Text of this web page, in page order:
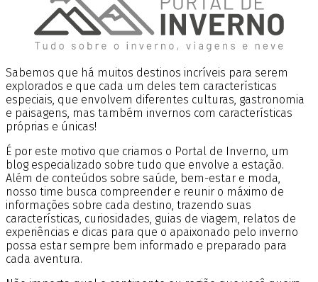
Sabemos que há muitos destinos incríveis para serem
explorados e que cada um deles tem características
especiais, que envolvem diferentes culturas, gastronomia
e paisagens, mas também invernos com características
próprias e únicas!
É por este motivo que criamos o Portal de Inverno, um
blog especializado sobre tudo que envolve a estação.
Além de conteúdos sobre saúde, bem-estar e moda,
nosso time busca compreender e reunir o máximo de
informações sobre cada destino, trazendo suas
características, curiosidades, guias de viagem, relatos de
experiências e dicas para que o apaixonado pelo inverno
possa estar sempre bem informado e preparado para
cada aventura.